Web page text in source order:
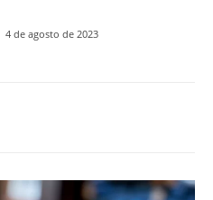
4 de agosto de 2023